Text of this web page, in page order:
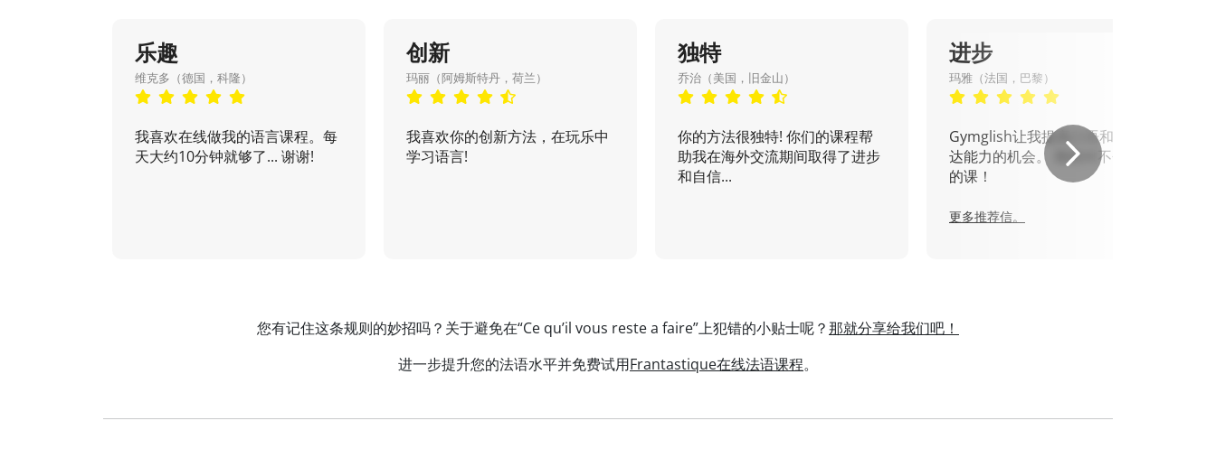
乐趣
维克多（德国，科隆）
我喜欢在线做我的语言课程。每
天大约10分钟就够了... 谢谢!
创新
玛丽（阿姆斯特丹，荷兰）
我喜欢你的创新方法，在玩乐中
学习语言!
独特
乔治（美国，旧金山）
你的方法很独特! 你们的课程帮
助我在海外交流期间取得了进步
和自信...
进步
玛雅（法国，巴黎）
Gymglish让我提高口语和书面表
达能力的机会。 我绝对不会错过
的课！
更多推荐信。
您有记住这条规则的妙招吗？关于避免在“Ce qu’il vous reste a faire”上犯错的小贴士呢？那就分享给我们吧！
进一步提升您的法语水平并免费试用Frantastique在线法语课程。